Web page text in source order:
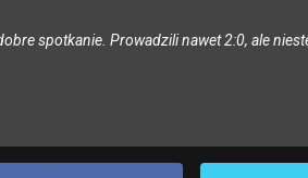
spotkanie. Prowadzili nawet 2:0, ale